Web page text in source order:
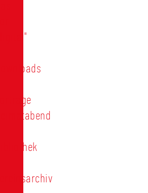
"digital"
Downloads
Vorträge
Heimatabend
Bibliothek
Vereinsarchiv